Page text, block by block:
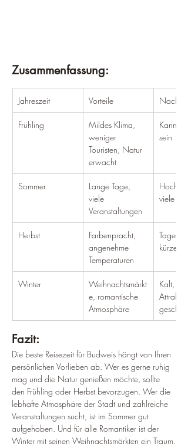
Zusammenfassung:
Jahreszeit Vorteile Nachteile
Frühling
Mildes Klima,
weniger
Touristen, Natur
erwacht
Kann
sein
Sommer
Lange Tage,
viele
Veranstaltungen
viele
Herbst
Farbenpracht,
angenehme
Temperaturen
Tage
kürzer
Winter
Weihnachtsmärkt
e, romantische
Atmosphäre
Kalt,
Fazit:
Die beste Reisezeit für Budweis hängt von Ihren
persönlichen Vorlieben ab. Wer es gerne ruhig
mag und die Natur genießen möchte, sollte
den Frühling oder Herbst bevorzugen. Wer die
lebhafte Atmosphäre der Stadt und zahlreiche
Veranstaltungen sucht, ist im Sommer gut
aufgehoben. Und für alle Romantiker ist der
Winter mit seinen Weihnachtsmärkten ein Traum.